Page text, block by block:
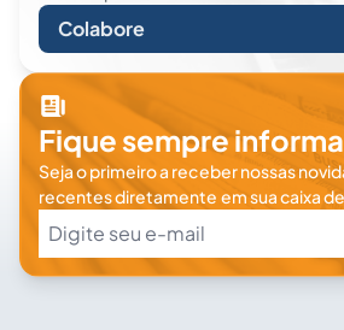
Colabore
Fique sempre
Seja o primeiro a receber nossas
recentes diretamente em sua caixa